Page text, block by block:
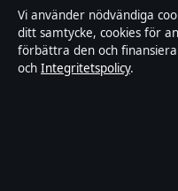
Ägande & finansiering
Integritetspolicy
Vi använder nödvändiga
ditt samtycke, cookies för
förbättra den och
och Integritetspolicy.